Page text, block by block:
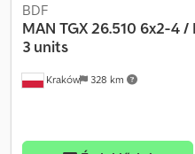
Kraków 328 km
BDF
MAN TGX 26.510 6x2-4
3 units